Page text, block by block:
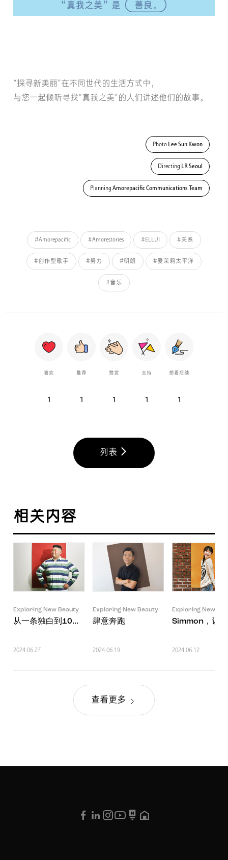
“探寻新美丽”在不同世代的生活方式中，
与您一起倾听寻找“真我之美”的人们讲述他们的故事。
Photo Lee Sun Kwon
Directing LR Seoul
Planning Amorepacific Communications Team
#Amorepacific #Amorestories #ELLUI #关系
#创作型歌手 #努力 #明朗 #爱茉莉太平洋
#音乐
喜欢
1
推荐
1
赞赏
1
支持
1
想看后续
1
列表
相关内容
Exploring New Beauty
从一条独白到10万点击量
2024.06.27
Exploring New Beauty
肆意奔跑
2024.06.19
Exploring New
Simmon，让
2024.06.12
查看更多